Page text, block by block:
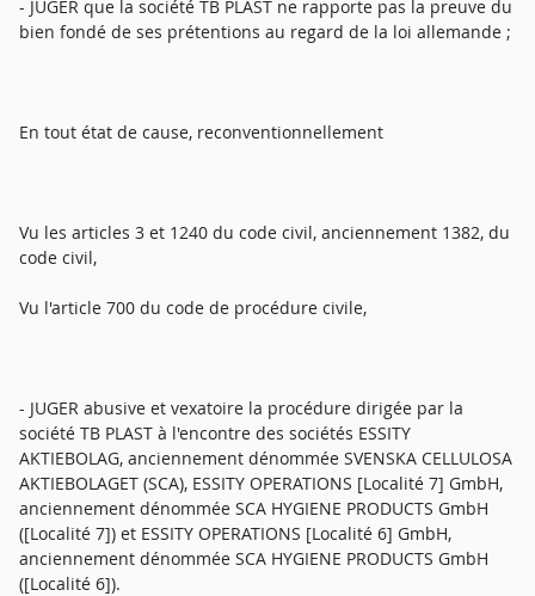
- JUGER que la société TB PLAST ne rapporte pas la preuve du
bien fondé de ses prétentions au regard de la loi allemande ;
En tout état de cause, reconventionnellement
Vu les articles 3 et 1240 du code civil, anciennement 1382, du
code civil,
Vu l'article 700 du code de procédure civile,
- JUGER abusive et vexatoire la procédure dirigée par la
société TB PLAST à l'encontre des sociétés ESSITY
AKTIEBOLAG, anciennement dénommée SVENSKA CELLULOSA
AKTIEBOLAGET (SCA), ESSITY OPERATIONS [Localité 7] GmbH,
anciennement dénommée SCA HYGIENE PRODUCTS GmbH
([Localité 7]) et ESSITY OPERATIONS [Localité 6] GmbH,
anciennement dénommée SCA HYGIENE PRODUCTS GmbH
([Localité 6]).